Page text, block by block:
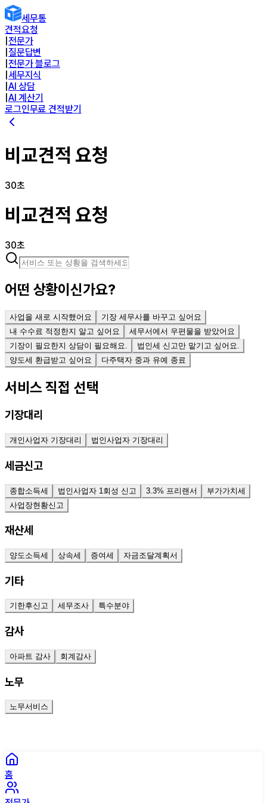
세무통
견적요청
전문가
질문답변
전문가 블로그
세무지식
AI 상담
AI 계산기
로그인무료 견적받기
비교견적 요청
30초
비교견적 요청
30초
어떤 상황이신가요?
사업을 새로 시작했어요
기장 세무사를 바꾸고 싶어요
내 수수료 적정한지 알고 싶어요
세무서에서 우편물을 받았어요
기장이 필요한지 상담이 필요해요.
법인세 신고만 맡기고 싶어요.
양도세 환급받고 싶어요
다주택자 중과 유예 종료
서비스 직접 선택
기장대리
개인사업자 기장대리 법인사업자 기장대리
세금신고
종합소득세 법인사업자 1회성 신고 3.3% 프리랜서
부가가치세
사업장현황신고
재산세
양도소득세 상속세 증여세 자금조달계획서
기타
기한후신고 세무조사 특수분야
감사
아파트 감사 회계감사
노무
노무서비스
홈